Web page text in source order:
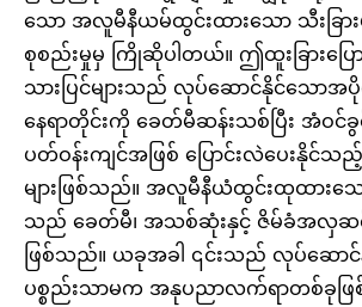
သော အလူမီနီယမ်ထွင်းထားသော သီးခြားဖ
စုစည်းမှုမှ ကြိုဆိုပါတယ်။ ဤထူးခြားပြေ
သားပြင်များသည် လုပ်ဆောင်နိုင်သောအ
နေရာတိုင်းကို ခေတ်မီဆန်းသစ်ပြီး အံဝင်ခွ
ပတ်ဝန်းကျင်အဖြစ် ပြောင်းလဲပေးနိုင်
များဖြစ်သည်။ အလူမီနီယံထွင်းထုထားသေ
သည် ခေတ်မီ၊ အသစ်ဆုံးနှင့် ဇိမ်ခံအလှဆင်ပ
ဖြစ်သည်။ ယခုအခါ ၎င်းသည် လုပ်ဆေ
ပစ္စည်းသာမက အနုပညာလက်ရာတစ်ခုဖ